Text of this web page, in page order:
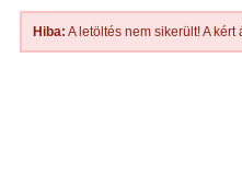
Hiba: A letöltés nem sikerült! A